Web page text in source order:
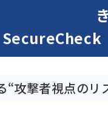
SecureCheck
“攻撃者視点のリ